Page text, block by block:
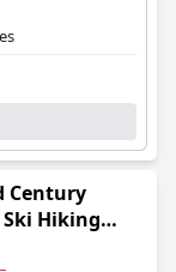
Century
Ski Hiking